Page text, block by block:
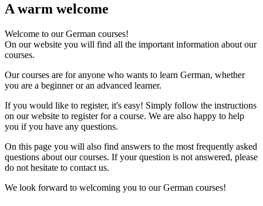
A warm welcome
Welcome to our German courses!
On our website you will find all the important information about our
courses.
Our courses are for anyone who wants to learn German, whether
you are a beginner or an advanced learner.
If you would like to register, it's easy! Simply follow the instructions
on our website to register for a course. We are also happy to help
you if you have any questions.
On this page you will also find answers to the most frequently asked
questions about our courses. If your question is not answered, please
do not hesitate to contact us.
We look forward to welcoming you to our German courses!